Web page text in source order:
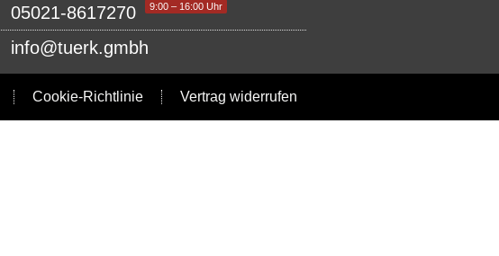
05021-8617270
9:00 – 16:00 Uhr
info@tuerk.gmbh
Cookie-Richtlinie Vertrag widerrufen